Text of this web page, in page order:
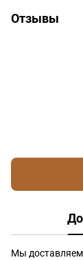
Отзывы
Мы